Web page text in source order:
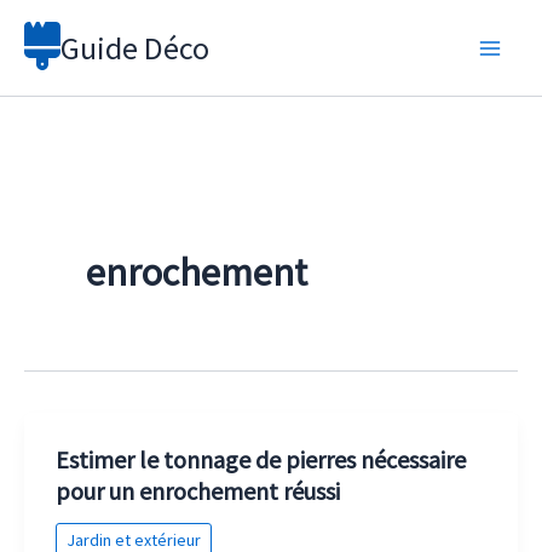
Aller
Guide Déco
enrochement
Estimer le tonnage de pierres nécessaire
pour un enrochement réussi
Jardin et extérieur